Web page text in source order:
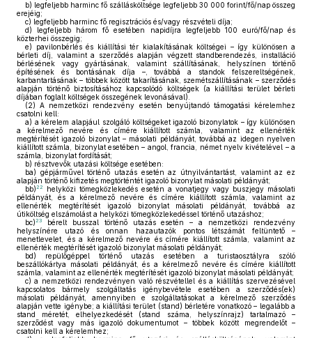
b) legfeljebb harminc fő szállásköltsége legfeljebb 30 000 forint/fő/nap összeg
erejéig;
c) legfeljebb harminc fő regisztrációs és/vagy részvételi díja;
d) legfeljebb három fő esetében napidíjra legfeljebb 100 euró/fő/nap és
közterhei összegig;
e) pavilonbérlés és kiállítási tér kialakításának költségei – így különösen a
bérleti díj, valamint a szerződés alapján végzett standberendezés, installáció
bérlésének vagy gyártásának, valamint szállításának, helyszínen történő
építésének és bontásának díja –, továbbá a standok felszereltségének,
karbantartásának – többek között takarításának, szemétszállításának – szerződés
alapján történő biztosításához kapcsolódó költségek (a kiállítási terület bérleti
díjában foglalt költségek összegének levonásával).
(2) A nemzetközi rendezvény esetén benyújtandó támogatási kérelemhez
csatolni kell:
a) a kérelem alapjául szolgáló költségeket igazoló bizonylatok – így különösen
a kérelmező nevére és címére kiállított számla, valamint az ellenérték
megtérítését igazoló bizonylat – másolati példányát, továbbá az idegen nyelven
kiállított számla, bizonylat esetében – angol, francia, német nyelv kivételével – a
számla, bizonylat fordítását;
b) résztvevők utazási költsége esetében:
ba) gépjárművel történő utazás esetén az útnyilvántartást, valamint az ez
alapján történő kifizetés megtörténtét igazoló bizonylat másolati példányát;
bb)22
helyközi tömegközlekedés esetén a vonatjegy vagy buszjegy másolati
példányát, és a kérelmező nevére és címére kiállított számla, valamint az
ellenérték megtérítését igazoló bizonylat másolati példányát, továbbá az
útiköltség elszámolást a helyközi tömegközlekedéssel történő utazáshoz;
bc)23
bérelt busszal történő utazás esetén – a nemzetközi rendezvény
helyszínére utazó és onnan hazautazók pontos létszámát feltüntető –
menetlevelet, és a kérelmező nevére és címére kiállított számla, valamint az
ellenérték megtérítését igazoló bizonylat másolati példányát;
bd) repülőgéppel történő utazás esetében a turistaosztályra szóló
beszállókártya másolati példányát, és a kérelmező nevére és címére kiállított
számla, valamint az ellenérték megtérítését igazoló bizonylat másolati példányát;
c) a nemzetközi rendezvényen való részvétellel és a kiállítás szervezésével
kapcsolatos bármely szolgáltatás igénybevétele esetében a szerződés(ek)
másolati példányát, amennyiben e szolgáltatásokat a kérelmező szerződés
alapján vette igénybe; a kiállítási terület (stand) bérletére vonatkozó – legalább a
stand méretét, elhelyezkedését (stand száma, helyszínrajz) tartalmazó –
szerződést vagy más igazoló dokumentumot – többek között megrendelőt –
csatolni kell a kérelemhez;